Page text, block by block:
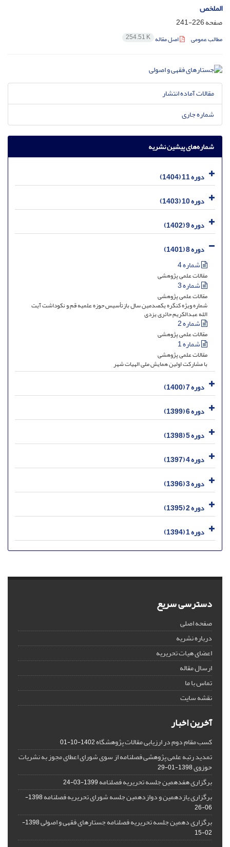
الملخص
صفحه226-241
مطالب عمومی اصل مقاله 254.51 K
مقالات آماده انتشار
شماره جاری
شماره‌های پیشین نشریه
دوره 11 (1404)
دوره 10 (1403)
دوره 9 (1402)
دوره 8 (1401)
شماره 4
مقالات علمی پژوهشی
شماره 3
مقالات علمی پژوهشی
شماره ویژه کنگره یکصدمین سال بازتأسیس حوزه علمیه قم و نکوداشت آیت
الله عبدالکریم حائری یزدی
شماره 2
مقالات علمی پژوهشی
شماره 1
مقالات علمی پژوهشی
با مشارکت اولین همایش ملی الهیات شهر
دوره 7 (1400)
دوره 6 (1399)
دوره 5 (1398)
دوره 4 (1397)
دوره 3 (1396)
دوره 2 (1395)
دوره 1 (1394)
دسترسی سریع
صفحه اصلی
درباره نشریه
اعضای هیات تحریریه
ارسال مقاله
تماس با ما
نقشه سایت
آخرین اخبار
کسب مقام دوم در ارزیابی مقالات پژوهشگاه1402-10-01
تمدید رتبه علمی پژوهشی فصلنامه از سوی شورای اعطای مجوز به نشریات
حوزوی1398-01-29
برگزاری هفدهمین جلسه تحریریه فصلنامه1399-03-24
برگزاری یازدهمین و دوازدهمین جلسه شورای تحریریه فصلنامه
1398-
06-26
برگزاری دهمین جلسه تحریریه فصلنامه جستارهای فقهی و اصولی
1398-
02-15